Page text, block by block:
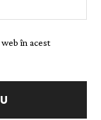
în acest